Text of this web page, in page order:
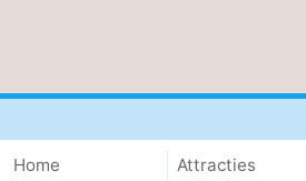
Home
Attracties